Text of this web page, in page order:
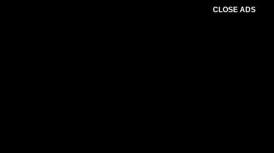
CLOSE ADS